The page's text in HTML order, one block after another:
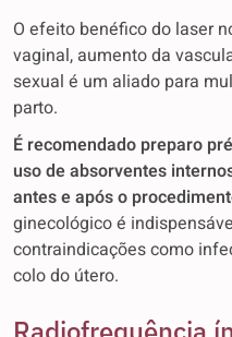
O efeito benéfico do laser
vaginal, aumento da
sexual é um aliado para
parto.
É recomendado preparo
uso de absorventes
antes e após o
ginecológico é
contraindicações como
colo do útero.